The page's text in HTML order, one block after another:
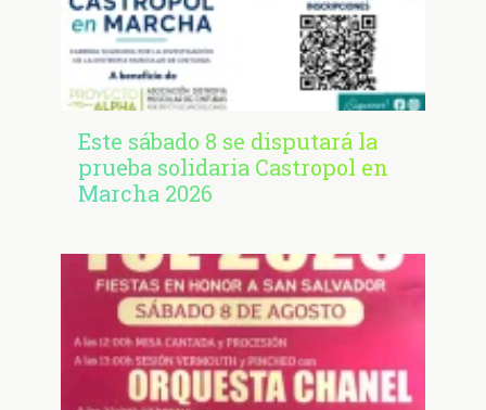
Este sábado 8 se disputará la
prueba solidaria Castropol en
Marcha 2026